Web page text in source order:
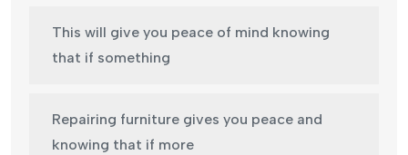
This will give you peace of mind knowing
that if something
Repairing furniture gives you peace and
knowing that if more